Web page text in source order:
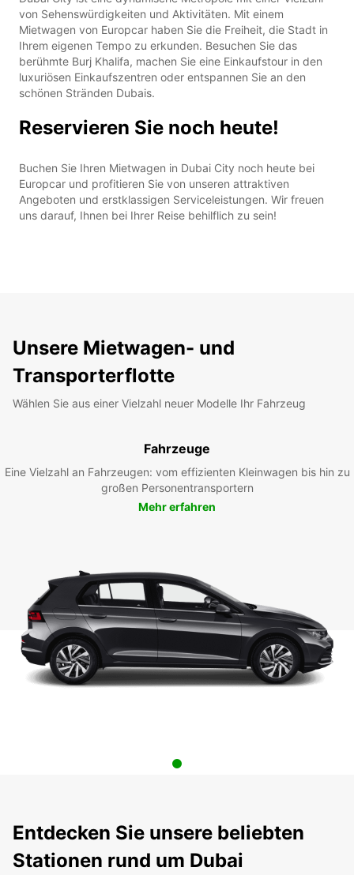
von Sehenswürdigkeiten und Aktivitäten. Mit einem
Mietwagen von Europcar haben Sie die Freiheit, die Stadt in
Ihrem eigenen Tempo zu erkunden. Besuchen Sie das
berühmte Burj Khalifa, machen Sie eine Einkaufstour in den
luxuriösen Einkaufszentren oder entspannen Sie an den
schönen Stränden Dubais.
Reservieren Sie noch heute!
Buchen Sie Ihren Mietwagen in Dubai City noch heute bei
Europcar und profitieren Sie von unseren attraktiven
Angeboten und erstklassigen Serviceleistungen. Wir freuen
uns darauf, Ihnen bei Ihrer Reise behilflich zu sein!
Unsere Mietwagen- und
Transporterflotte
Wählen Sie aus einer Vielzahl neuer Modelle Ihr Fahrzeug
Fahrzeuge
Eine Vielzahl an Fahrzeugen: vom effizienten Kleinwagen bis hin zu
großen Personentransportern
Mehr erfahren
Entdecken Sie unsere beliebten
Stationen rund um Dubai